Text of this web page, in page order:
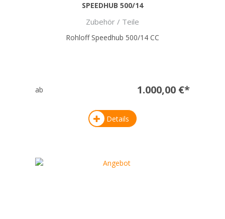
SPEEDHUB 500/14
Zubehör / Teile
Rohloff Speedhub 500/14 CC
ab 1.000,00 €*
Details